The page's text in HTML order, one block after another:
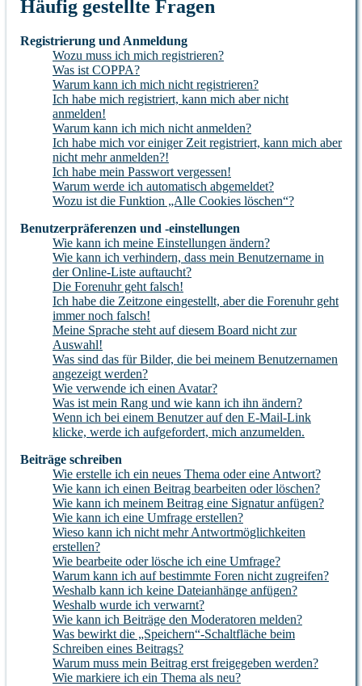
Häufig gestellte Fragen
Registrierung und Anmeldung
Wozu muss ich mich registrieren?
Was ist COPPA?
Warum kann ich mich nicht registrieren?
Ich habe mich registriert, kann mich aber nicht
anmelden!
Warum kann ich mich nicht anmelden?
Ich habe mich vor einiger Zeit registriert, kann mich aber
nicht mehr anmelden?!
Ich habe mein Passwort vergessen!
Warum werde ich automatisch abgemeldet?
Wozu ist die Funktion „Alle Cookies löschen“?
Benutzerpräferenzen und -einstellungen
Wie kann ich meine Einstellungen ändern?
Wie kann ich verhindern, dass mein Benutzername in
der Online-Liste auftaucht?
Die Forenuhr geht falsch!
Ich habe die Zeitzone eingestellt, aber die Forenuhr geht
immer noch falsch!
Meine Sprache steht auf diesem Board nicht zur
Auswahl!
Was sind das für Bilder, die bei meinem Benutzernamen
angezeigt werden?
Wie verwende ich einen Avatar?
Was ist mein Rang und wie kann ich ihn ändern?
Wenn ich bei einem Benutzer auf den E-Mail-Link
klicke, werde ich aufgefordert, mich anzumelden.
Beiträge schreiben
Wie erstelle ich ein neues Thema oder eine Antwort?
Wie kann ich einen Beitrag bearbeiten oder löschen?
Wie kann ich meinem Beitrag eine Signatur anfügen?
Wie kann ich eine Umfrage erstellen?
Wieso kann ich nicht mehr Antwortmöglichkeiten
erstellen?
Wie bearbeite oder lösche ich eine Umfrage?
Warum kann ich auf bestimmte Foren nicht zugreifen?
Weshalb kann ich keine Dateianhänge anfügen?
Weshalb wurde ich verwarnt?
Wie kann ich Beiträge den Moderatoren melden?
Was bewirkt die „Speichern“-Schaltfläche beim
Schreiben eines Beitrags?
Warum muss mein Beitrag erst freigegeben werden?
Wie markiere ich ein Thema als neu?